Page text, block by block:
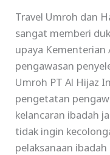
Travel Umroh dan
sangat memberi
upaya
pengawasan
Umroh PT Al Hijaz
pengetatan
kelancaran ibadah
tidak ingin
pelaksanaan